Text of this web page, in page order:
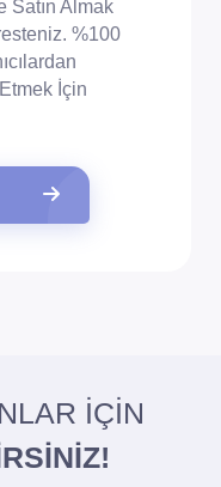
Satın Almak
%100
İçin
İÇİN